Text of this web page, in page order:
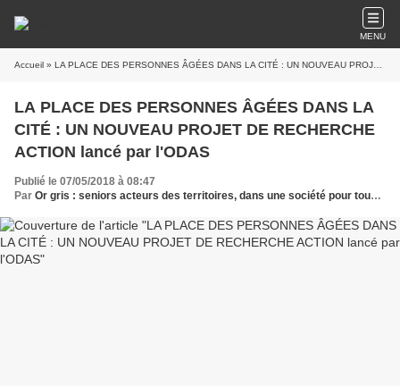
MENU
Accueil » LA PLACE DES PERSONNES ÂGÉES DANS LA CITÉ : UN NOUVEAU PROJET DE RECHERCHE ACTION lancé par l'ODAS
LA PLACE DES PERSONNES ÂGÉES DANS LA
CITÉ : UN NOUVEAU PROJET DE RECHERCHE
ACTION lancé par l'ODAS
Publié le 07/05/2018 à 08:47
Par Or gris : seniors acteurs des territoires, dans une société pour tous les âges